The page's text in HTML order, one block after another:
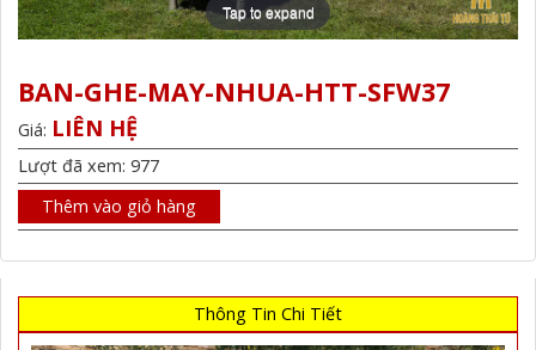
Tap to expand
BAN-GHE-MAY-NHUA-HTT-SFW37
Giá: LIÊN HỆ
Lượt đã xem: 977
Thêm vào giỏ hàng
Thông Tin Chi Tiết